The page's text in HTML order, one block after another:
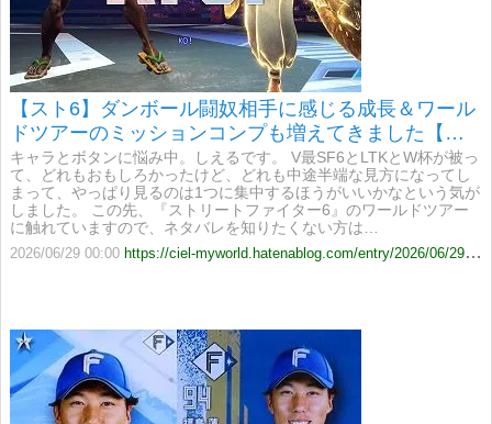
【スト6】ダンボール闘奴相手に感じる成長＆ワール
ドツアーのミッションコンプも増えてきました【ア
バターアーケード】
キャラとボタンに悩み中。しえるです。 V最SF6とLTKとW杯が被っ
て、どれもおもしろかったけど、どれも中途半端な見方になってし
まって、やっぱり見るのは1つに集中するほうがいいかなという気が
しました。 この先、『ストリートファイター6』のワールドツアー
に触れていますので、ネタバレを知りたくない方は…
2026/06/29 00:00 https://ciel-myworld.hatenablog.com/entry/2026/06/29/000000?utm_source=feed